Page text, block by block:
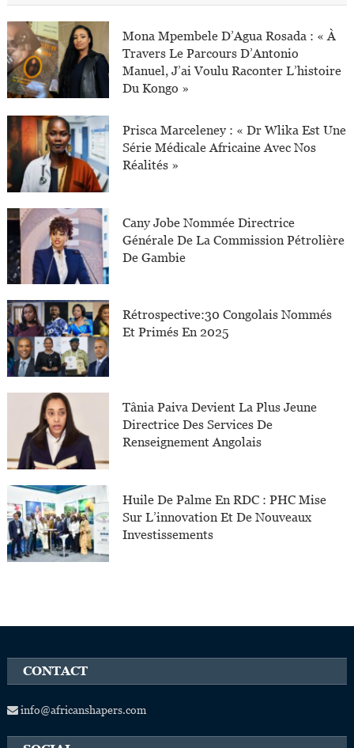
Mona Mpembele D’Agua Rosada : « À
Travers Le Parcours D’Antonio
Manuel, J’ai Voulu Raconter L’histoire
Du Kongo »
Prisca Marceleney : « Dr Wlika Est Une
Série Médicale Africaine Avec Nos
Réalités »
Cany Jobe Nommée Directrice
Générale De La Commission Pétrolière
De Gambie
Rétrospective:30 Congolais Nommés
Et Primés En 2025
Tânia Paiva Devient La Plus Jeune
Directrice Des Services De
Renseignement Angolais
Huile De Palme En RDC : PHC Mise
Sur L’innovation Et De Nouveaux
Investissements
CONTACT
info@africanshapers.com